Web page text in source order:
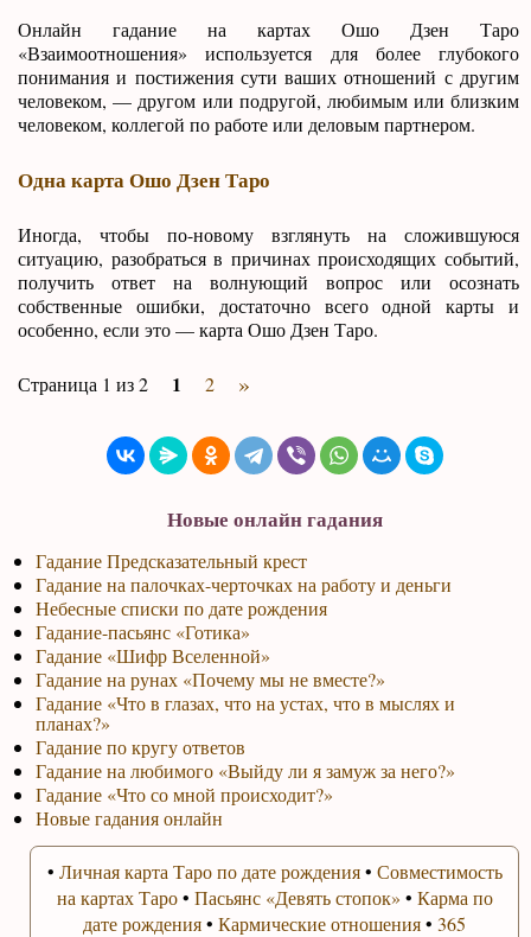
Онлайн гадание на картах Ошо Дзен Таро
«Взаимоотношения» используется для более глубокого
понимания и постижения сути ваших отношений с другим
человеком, — другом или подругой, любимым или близким
человеком, коллегой по работе или деловым партнером.
Одна карта Ошо Дзен Таро
Иногда, чтобы по-новому взглянуть на сложившуюся
ситуацию, разобраться в причинах происходящих событий,
получить ответ на волнующий вопрос или осознать
собственные ошибки, достаточно всего одной карты и
особенно, если это — карта Ошо Дзен Таро.
Страница 1 из 2 1 2 »
Новые онлайн гадания
Гадание Предсказательный крест
Гадание на палочках-черточках на работу и деньги
Небесные списки по дате рождения
Гадание-пасьянс «Готика»
Гадание «Шифр Вселенной»
Гадание на рунах «Почему мы не вместе?»
Гадание «Что в глазах, что на устах, что в мыслях и
планах?»
Гадание по кругу ответов
Гадание на любимого «Выйду ли я замуж за него?»
Гадание «Что со мной происходит?»
Новые гадания онлайн
• Личная карта Таро по дате рождения• Совместимость
на картах Таро• Пасьянс «Девять стопок» • Карма по
дате рождения•Кармические отношения•365